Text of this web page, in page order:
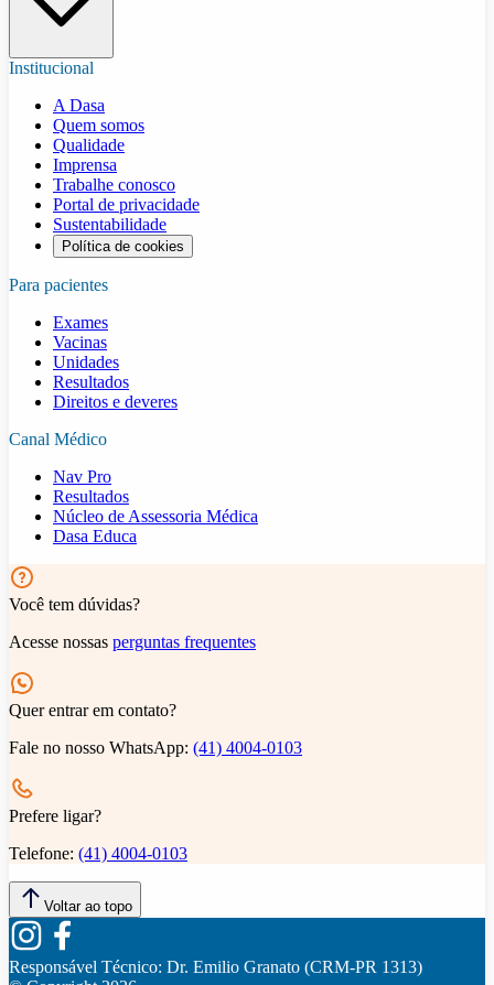
Institucional
A Dasa
Quem somos
Qualidade
Imprensa
Trabalhe conosco
Portal de privacidade
Sustentabilidade
Política de cookies
Para pacientes
Exames
Vacinas
Unidades
Resultados
Direitos e deveres
Canal Médico
Nav Pro
Resultados
Núcleo de Assessoria Médica
Dasa Educa
Você tem dúvidas?
Acesse nossas perguntas frequentes
Quer entrar em contato?
Fale no nosso WhatsApp: (41) 4004-0103
Prefere ligar?
Telefone: (41) 4004-0103
Voltar ao topo
Responsável Técnico: Dr. Emilio Granato (CRM-PR 1313)